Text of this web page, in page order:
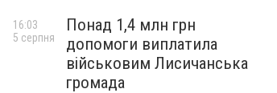
Понад 1,4 млн грн
допомоги виплатила
військовим Лисичанська
громада
16:03
5 серпня